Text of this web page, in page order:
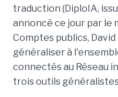
traduction (DiploIA,
annoncé ce jour par le
Comptes publics, David
généraliser à
connectés au Réseau
trois outils